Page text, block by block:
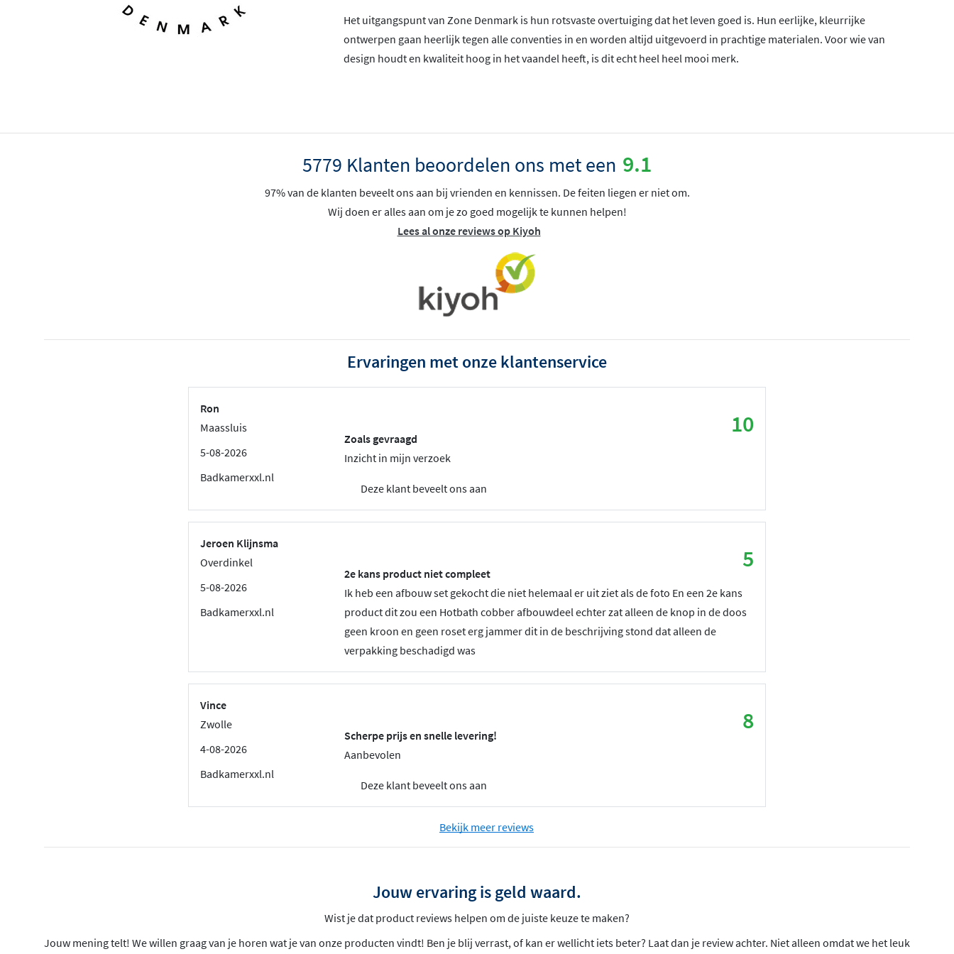
Het uitgangspunt van Zone Denmark is hun rotsvaste overtuiging dat het leven goed is. Hun eerlijke, kleurrijke
ontwerpen gaan heerlijk tegen alle conventies in en worden altijd uitgevoerd in prachtige materialen. Voor wie van
design houdt en kwaliteit hoog in het vaandel heeft, is dit echt heel heel mooi merk.
5779 Klanten beoordelen ons met een 9.1
97% van de klanten beveelt ons aan bij vrienden en kennissen. De feiten liegen er niet om.
Wij doen er alles aan om je zo goed mogelijk te kunnen helpen!
Lees al onze reviews op Kiyoh
Ervaringen met onze klantenservice
Ron
Maassluis
5-08-2026
Badkamerxxl.nl
10
Zoals gevraagd
Inzicht in mijn verzoek
Deze klant beveelt ons aan
Jeroen Klijnsma
Overdinkel
5-08-2026
Badkamerxxl.nl
5
2e kans product niet compleet
Ik heb een afbouw set gekocht die niet helemaal er uit ziet als de foto En een 2e kans
product dit zou een Hotbath cobber afbouwdeel echter zat alleen de knop in de doos
geen kroon en geen roset erg jammer dit in de beschrijving stond dat alleen de
verpakking beschadigd was
Vince
Zwolle
4-08-2026
Badkamerxxl.nl
8
Scherpe prijs en snelle levering!
Aanbevolen
Deze klant beveelt ons aan
Bekijk meer reviews
Jouw ervaring is geld waard.
Wist je dat product reviews helpen om de juiste keuze te maken?
Jouw mening telt! We willen graag van je horen wat je van onze producten vindt! Ben je blij verrast, of kan er wellicht iets beter? Laat dan je review achter. Niet alleen omdat we het leuk